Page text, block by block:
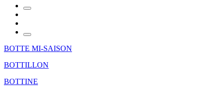
BOTTE MI-SAISON
BOTTILLON
BOTTINE